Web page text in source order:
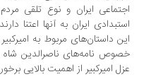
ایران و نوع تلقی مردم از
ایران به آنها اعتنا
داستان‌های مربوط به امیرکبیر
نامه‌های ناصرالدین شاه به
امیرکبیر از اهمیت بالایی برخوردار